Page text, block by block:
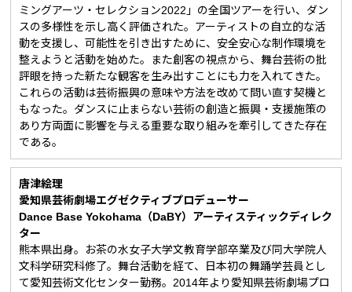
ミングアーツ・セレクション2022」の全国ツアーを⾏い、ダン
スの多様性を示し高く評価された。アーティストの自立的な活
動を⽀援し、可能性を引き出すために、安全安心な制作環境を
整えようと活動を始めた。また創客の視点から、舞台芸術の批
評眼を持った新たな観客を生み出すことにも力を入れてきた。
これらの活動は芸術振興の意味や方法を改めて問い直す契機と
もなった。ダンスに止まらない芸術の創造と振興・⽀援施策の
あり方両面に影響を与える重要な取り組みを牽引してきた存在
である。
唐津絵理
愛知県芸術劇場エグゼクティブプロデューサー
Dance Base Yokohama（DaBY）アーティスティックディレク
ター
熊本県出身。お茶の水女子大学文教育学部卒業及び同大学院人
文科学研究科修了。舞台活動を経て、日本初の舞踊学芸員とし
て愛知芸術文化センター勤務。2014年より愛知県芸術劇場プロ